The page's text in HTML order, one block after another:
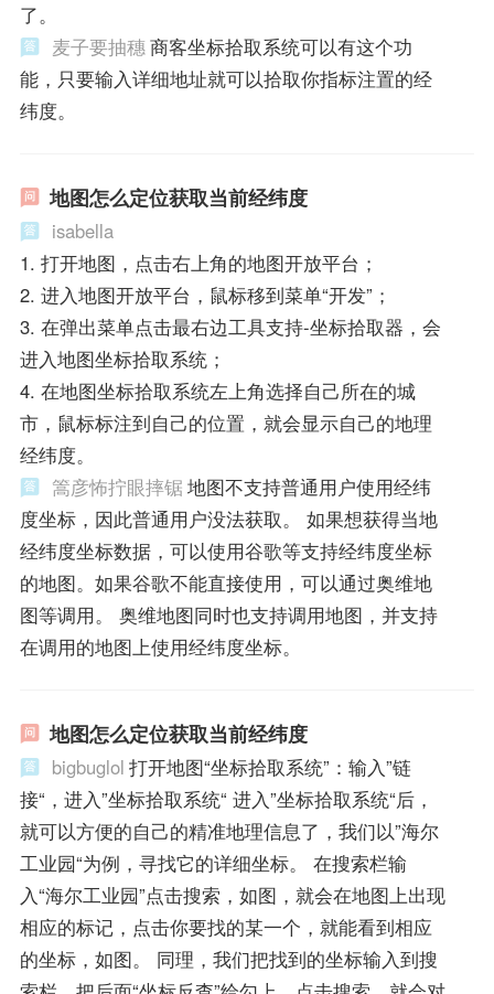
了。
麦子要抽穗商客坐标拾取系统可以有这个功
能，只要输入详细地址就可以拾取你指标注置的经
纬度。
地图怎么定位获取当前经纬度
isabella
1. 打开地图，点击右上角的地图开放平台；
2. 进入地图开放平台，鼠标移到菜单“开发”；
3. 在弹出菜单点击最右边工具支持-坐标拾取器，会
进入地图坐标拾取系统；
4. 在地图坐标拾取系统左上角选择自己所在的城
市，鼠标标注到自己的位置，就会显示自己的地理
经纬度。
篙彦怖拧眼摔锯 地图不支持普通用户使用经纬
度坐标，因此普通用户没法获取。 如果想获得当地
经纬度坐标数据，可以使用谷歌等支持经纬度坐标
的地图。如果谷歌不能直接使用，可以通过奥维地
图等调用。 奥维地图同时也支持调用地图，并支持
在调用的地图上使用经纬度坐标。
地图怎么定位获取当前经纬度
bigbuglol 打开地图“坐标拾取系统”：输入”链
接“，进入”坐标拾取系统“ 进入”坐标拾取系统“后，
就可以方便的自己的精准地理信息了，我们以”海尔
工业园“为例，寻找它的详细坐标。 在搜索栏输
入“海尔工业园”点击搜索，如图，就会在地图上出现
相应的标记，点击你要找的某一个，就能看到相应
的坐标，如图。 同理，我们把找到的坐标输入到搜